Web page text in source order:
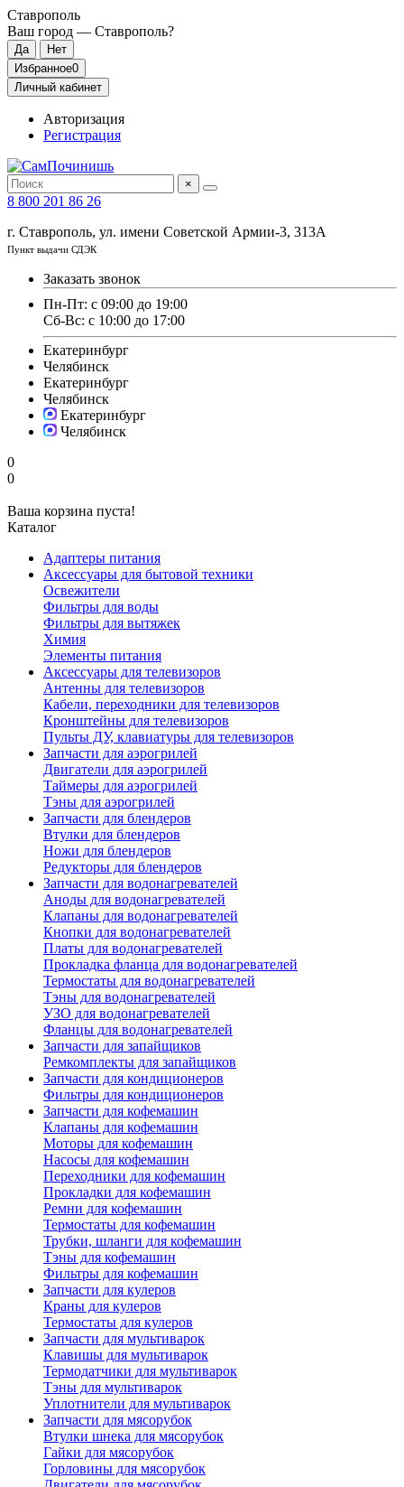
Ставрополь
Ваш город — Ставрополь?
Избранное0
Личный кабинет
Авторизация
Регистрация
×
8 800 201 86 26
г. Ставрополь, ул. имени Советской Армии-3, 313А
Пункт выдачи СДЭК
Заказать звонок
Пн-Пт: с 09:00 до 19:00
Сб-Вс: с 10:00 до 17:00
Екатеринбург
Челябинск
Екатеринбург
Челябинск
Екатеринбург
Челябинск
0
0
Ваша корзина пуста!
Каталог
Адаптеры питания
Аксессуары для бытовой техники
Освежители
Фильтры для воды
Фильтры для вытяжек
Химия
Элементы питания
Аксессуары для телевизоров
Антенны для телевизоров
Кабели, переходники для телевизоров
Кронштейны для телевизоров
Пульты ДУ, клавиатуры для телевизоров
Запчасти для аэрогрилей
Двигатели для аэрогрилей
Таймеры для аэрогрилей
Тэны для аэрогрилей
Запчасти для блендеров
Втулки для блендеров
Ножи для блендеров
Редукторы для блендеров
Запчасти для водонагревателей
Аноды для водонагревателей
Клапаны для водонагревателей
Кнопки для водонагревателей
Платы для водонагревателей
Прокладка фланца для водонагревателей
Термостаты для водонагревателей
Тэны для водонагревателей
УЗО для водонагревателей
Фланцы для водонагревателей
Запчасти для запайщиков
Ремкомплекты для запайщиков
Запчасти для кондиционеров
Фильтры для кондиционеров
Запчасти для кофемашин
Клапаны для кофемашин
Моторы для кофемашин
Насосы для кофемашин
Переходники для кофемашин
Прокладки для кофемашин
Ремни для кофемашин
Термостаты для кофемашин
Трубки, шланги для кофемашин
Тэны для кофемашин
Фильтры для кофемашин
Запчасти для кулеров
Краны для кулеров
Термостаты для кулеров
Запчасти для мультиварок
Клавишы для мультиварок
Термодатчики для мультиварок
Тэны для мультиварок
Уплотнители для мультиварок
Запчасти для мясорубок
Втулки шнека для мясорубок
Гайки для мясорубок
Горловины для мясорубок